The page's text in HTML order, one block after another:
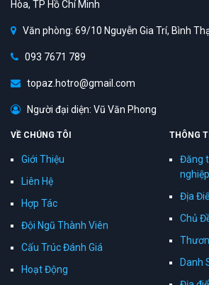
Hòa, TP Hồ Chí Minh
Văn phòng: 69/10 Nguyễn Gia Trí, Bình
093 7671 789
topaz.hotro@gmail.com
Người đại diện: Vũ Văn Phong
VỀ CHÚNG TÔI
Giới Thiệu
Liên Hệ
Hợp Tác
Đội Ngũ Thành Viên
Cấu Trúc Đánh Giá
Hoạt Động
THÔNG
Đăng
nghiệp
Địa
Chủ
Danh